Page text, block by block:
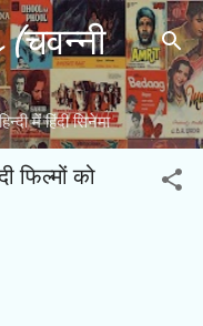
में हिंदी सिनेमा
फिल्मों को